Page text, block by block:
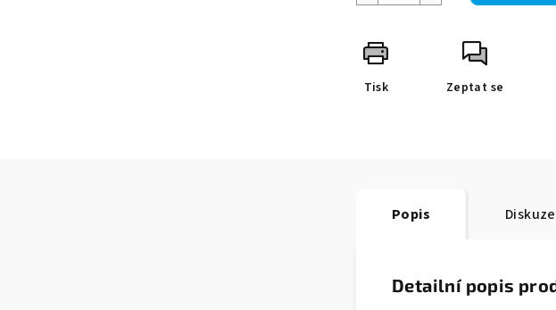
Tisk Zeptat se
Popis Diskuze
Detailní popis